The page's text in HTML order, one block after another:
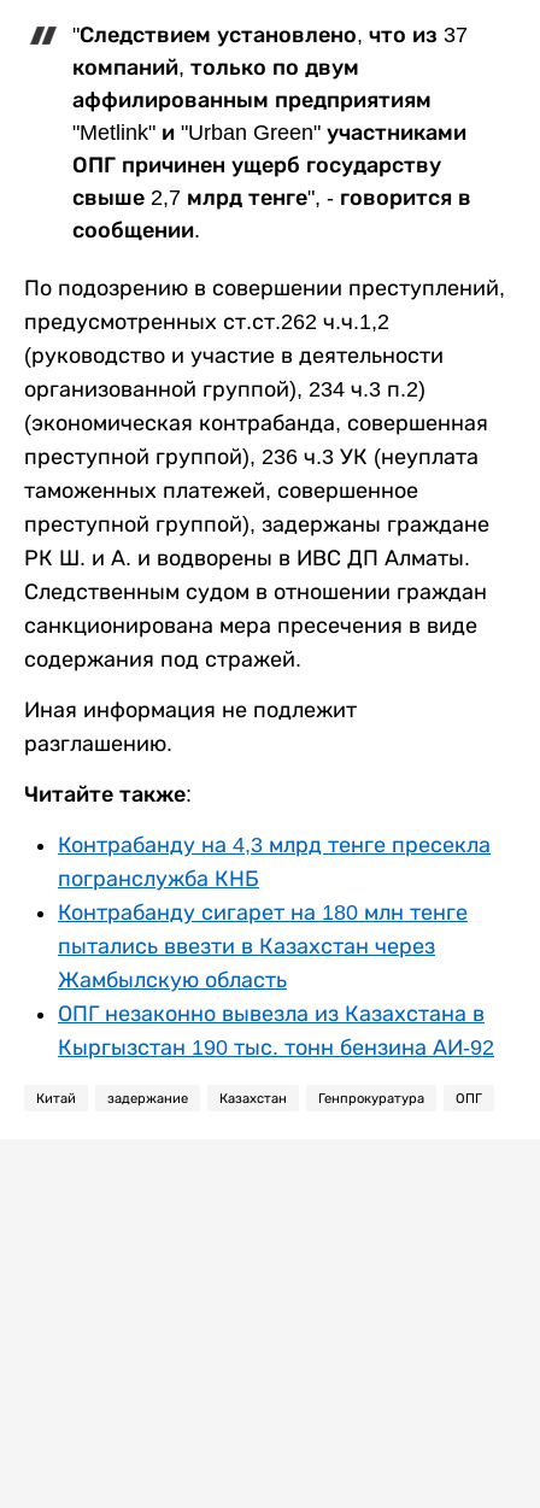
"Следствием установлено, что из 37
компаний, только по двум
аффилированным предприятиям
"Metlink" и "Urban Green" участниками
ОПГ причинен ущерб государству
свыше 2,7 млрд тенге", - говорится в
сообщении.
По подозрению в совершении преступлений,
предусмотренных ст.ст.262 ч.ч.1,2
(руководство и участие в деятельности
организованной группой), 234 ч.3 п.2)
(экономическая контрабанда, совершенная
преступной группой), 236 ч.3 УК (неуплата
таможенных платежей, совершенное
преступной группой), задержаны граждане
РК Ш. и А. и водворены в ИВС ДП Алматы.
Следственным судом в отношении граждан
санкционирована мера пресечения в виде
содержания под стражей.
Иная информация не подлежит
разглашению.
Читайте также:
Контрабанду на 4,3 млрд тенге пресекла
погранслужба КНБ
Контрабанду сигарет на 180 млн тенге
пытались ввезти в Казахстан через
Жамбылскую область
ОПГ незаконно вывезла из Казахстана в
Кыргызстан 190 тыс. тонн бензина АИ-92
Китай задержание Казахстан Генпрокуратура ОПГ